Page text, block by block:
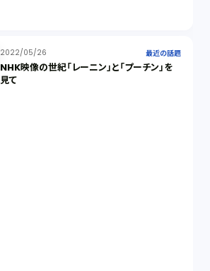
2022/05/26 最近の話題
NHK映像の世紀「レーニン」と「プーチン」を
見て